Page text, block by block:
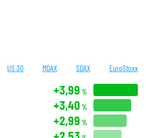
US 30 MDAX SDAX EuroStoxx
+3,99 %
+3,40 %
+2,99 %